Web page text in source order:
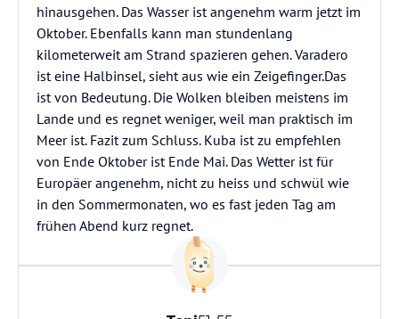
hinausgehen. Das Wasser ist angenehm warm jetzt im
Oktober. Ebenfalls kann man stundenlang
kilometerweit am Strand spazieren gehen. Varadero
ist eine Halbinsel, sieht aus wie ein Zeigefinger.Das
ist von Bedeutung. Die Wolken bleiben meistens im
Lande und es regnet weniger, weil man praktisch im
Meer ist. Fazit zum Schluss. Kuba ist zu empfehlen
von Ende Oktober ist Ende Mai. Das Wetter ist für
Europäer angenehm, nicht zu heiss und schwül wie
in den Sommermonaten, wo es fast jeden Tag am
frühen Abend kurz regnet.